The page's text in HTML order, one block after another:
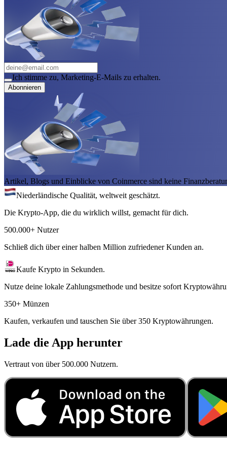
Ich stimme zu, Marketing-E-Mails zu erhalten.
Abonnieren
Artikel, Blogs und Einblicke von Coinmerce sind keine
Niederländische Qualität, weltweit geschätzt.
Die Krypto-App, die du wirklich willst, gemacht für dich.
500.000+ Nutzer
Schließ dich über einer halben Million zufriedener Kunden an.
Kaufe Krypto in Sekunden.
Nutze deine lokale Zahlungsmethode und besitze sofort
350+ Münzen
Kaufen, verkaufen und tauschen Sie über 350 Kryptowährungen.
Lade die App herunter
Vertraut von über 500.000 Nutzern.